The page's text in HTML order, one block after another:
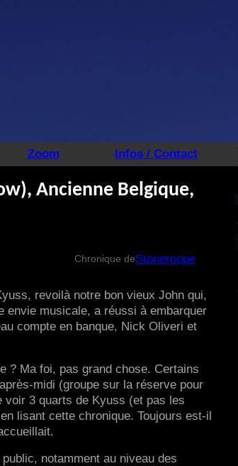
Zoom Infos / Contact
Ancienne Belgique,
Chronique deStonerpope
revoilà notre bon vieux John qui,
envie musicale, a réussi à embarquer
compte en banque, Nick Oliveri et
? Ma foi, pas grand chose. Certains
midi (groupe sur la réserve pour
voir 3 quarts de Kyuss (et pas les
lisant cette chronique. Toujours est-il
notamment au niveau des